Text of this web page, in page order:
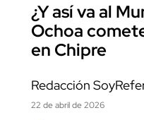
¿Y así va al
Ochoa
en Chipre
Redacción
22 de abril de 2026